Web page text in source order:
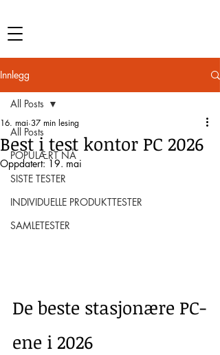
Innlegg
All Posts
POPULÆRT NÅ
SISTE TESTER
INDIVIDUELLE PRODUKTTESTER
SAMLETESTER
All Posts
Best i test kontor PC 2026
16. mai 37 min lesing
Oppdatert:19. mai
De beste stasjonære PC-
ene i 2026